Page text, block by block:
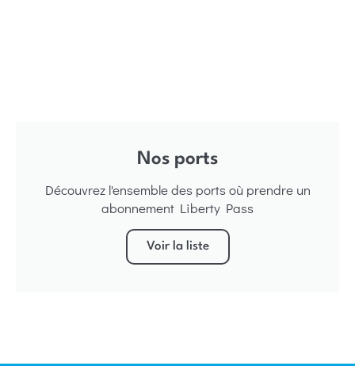
Nos ports
Découvrez l'ensemble des ports où prendre un
abonnement Liberty Pass
Voir la liste